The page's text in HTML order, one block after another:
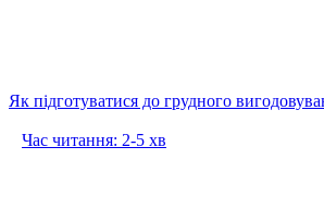
Як підготуватися до грудного
Час читання: 2-5 хв